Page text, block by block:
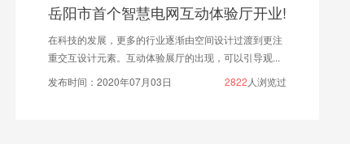
岳阳市首个智慧电网互动体验厅开业!
在科技的发展，更多的行业逐渐由空间设计过渡到更注
重交互设计元素。互动体验展厅的出现，可以引导观...
发布时间：2020年07月03日
2822 人浏览过